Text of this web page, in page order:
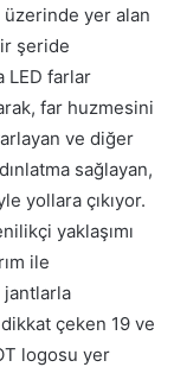
üzerinde yer alan
şeride
LED farlar
far huzmesini
ve diğer
sağlayan,
yollara çıkıyor.
yaklaşımı
ile
çeken 19 ve
logosu yer